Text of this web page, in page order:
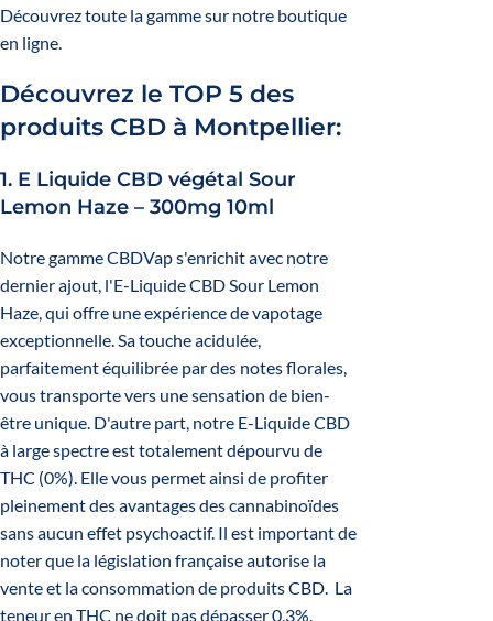
Découvrez toute la gamme sur notre boutique
en ligne.
Découvrez le TOP 5 des
produits CBD à Montpellier:
1. E Liquide CBD végétal Sour
Lemon Haze – 300mg 10ml
Notre gamme CBDVap s'enrichit avec notre
dernier ajout, l'E-Liquide CBD Sour Lemon
Haze, qui offre une expérience de vapotage
exceptionnelle. Sa touche acidulée,
parfaitement équilibrée par des notes florales,
vous transporte vers une sensation de bien-
être unique. D'autre part, notre E-Liquide CBD
à large spectre est totalement dépourvu de
THC (0%). Elle vous permet ainsi de profiter
pleinement des avantages des cannabinoïdes
sans aucun effet psychoactif. Il est important de
noter que la législation française autorise la
vente et la consommation de produits CBD. La
teneur en THC ne doit pas dépasser 0,3%.